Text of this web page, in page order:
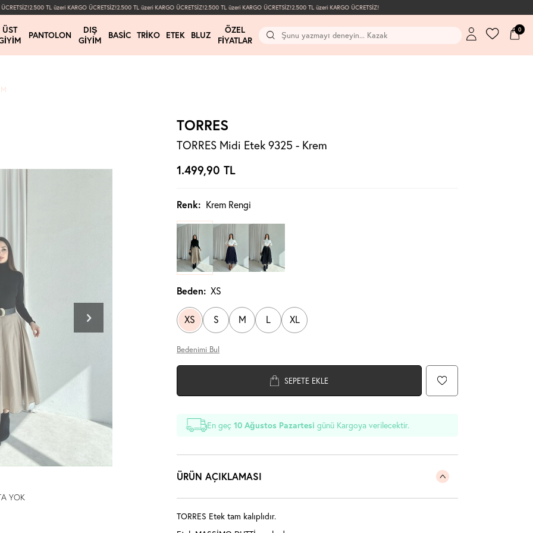
2.500 TL üzeri KARGO ÜCRETSİZ!2.500 TL üzeri KARGO ÜCRETSİZ!2.500 TL üzeri KARGO ÜCRETSİZ!2.500 TL üzeri KARGO ÜCRETSİZ!
ÜST
PANTOLON
DIŞ
GIYIM
BASIC TRIKO ETEK BLUZ
ÖZEL
FIYATLAR
0
YOK
TORRES
TORRES Midi Etek 9325 - Krem
1.499,90 TL
Renk: Krem Rengi
Beden: XS
XS S M L XL
Bedenimi Bul
SEPETE EKLE
En geç10 Ağustos Pazartesi günü Kargoya verilecektir.
ÜRÜN AÇIKLAMASI
TORRES Etek tam kalıplıdır.